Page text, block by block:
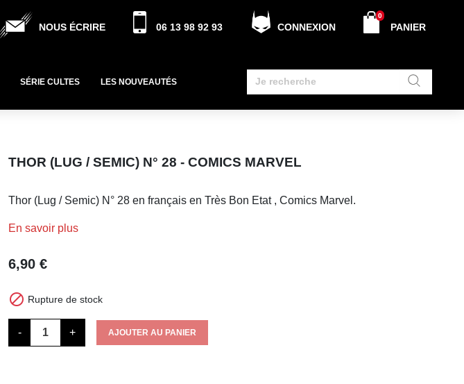
NOUS ÉCRIRE 06 13 98 92 93 CONNEXION PANIER
0
SÉRIE CULTES LES NOUVEAUTÉS
THOR (LUG / SEMIC) N° 28 - COMICS MARVEL
Thor (Lug / Semic) N° 28 en français en Très Bon Etat , Comics Marvel.
En savoir plus
6,90 €
 Rupture de stock
- + AJOUTER AU PANIER